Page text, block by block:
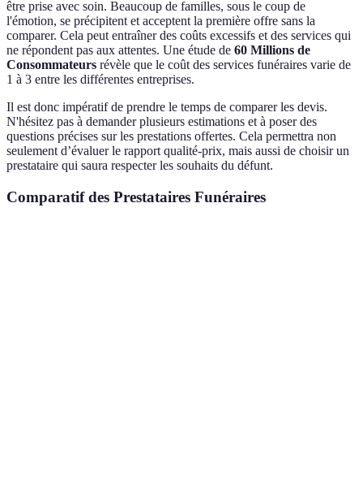
être prise avec soin. Beaucoup de familles, sous le coup de
l'émotion, se précipitent et acceptent la première offre sans la
comparer. Cela peut entraîner des coûts excessifs et des services qui
ne répondent pas aux attentes. Une étude de 60 Millions de
Consommateurs révèle que le coût des services funéraires varie de
1 à 3 entre les différentes entreprises.
Il est donc impératif de prendre le temps de comparer les devis.
N'hésitez pas à demander plusieurs estimations et à poser des
questions précises sur les prestations offertes. Cela permettra non
seulement d’évaluer le rapport qualité-prix, mais aussi de choisir un
prestataire qui saura respecter les souhaits du défunt.
Comparatif des Prestataires Funéraires